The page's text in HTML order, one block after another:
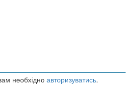
необхідно авторизуватись.